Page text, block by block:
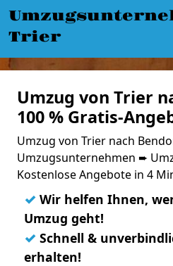
Trier
Umzug von Trier
100 % Gratis-
Umzug von Trier nach
Umzugsunternehmen ➨
Kostenlose Angebote in 4
✓ Wir helfen Ihnen,
Umzug geht!
✓ Schnell &
erhalten!